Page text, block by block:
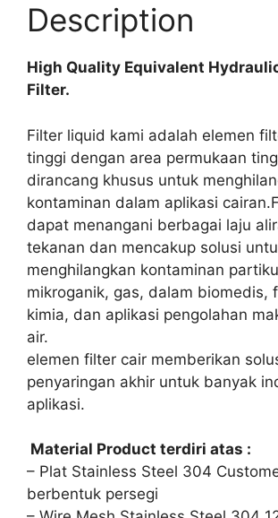
Description
High Quality Equivalent
Filter.
Filter liquid kami adalah elemen
tinggi dengan area permukaan
dirancang khusus untuk
kontaminan dalam aplikasi
dapat menangani berbagai laju
tekanan dan mencakup solusi
menghilangkan kontaminan
mikroganik, gas, dalam biomedis,
kimia, dan aplikasi pengolahan
air.
elemen filter cair memberikan
penyaringan akhir untuk banyak
aplikasi.
Material Product terdiri atas :
– Plat Stainless Steel 304
berbentuk persegi